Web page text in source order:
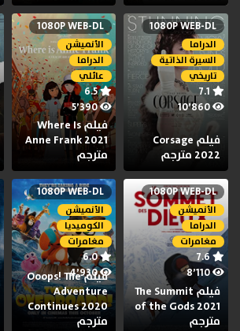
1080P WEB-DL
الدراما
السيرة الذاتية
تاريخي
فيلم Corsage
2022 مترجم
1080P WEB-DL
الأنميشن
الدراما
عائلي
6.5
5٬390
فيلم Where Is
Anne Frank 2021
مترجم
1080P WEB-DL
الأنميشن
الدراما
مغامرات
8٬110
فيلم The Summit
of the Gods 2021
مترجم
1080P WEB-DL
الأنميشن
الكوميديا
مغامرات
6.0
4٬930
فيلم Ooops! The
Adventure
Continues 2020
مترجم